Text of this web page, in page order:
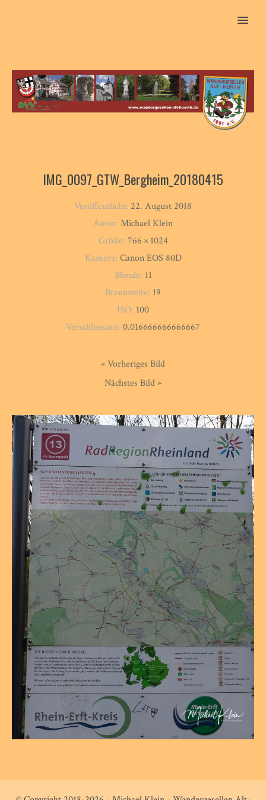
MENU
IMG_0097_GTW_Bergheim_20180415
Veröffentlicht: 22. August 2018
Autor: Michael Klein
Größe: 766 × 1024
Kamera: Canon EOS 80D
Blende: 11
Brennweite: 19
ISO: 100
Verschlusszeit: 0.016666666666667
« Vorheriges Bild
Nächstes Bild »